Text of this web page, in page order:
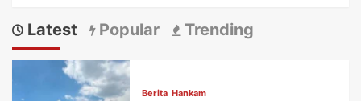
Latest Popular Trending
Berita Hankam